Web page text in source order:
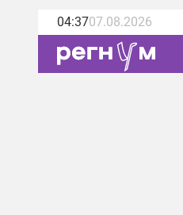
04:3707.08.2026